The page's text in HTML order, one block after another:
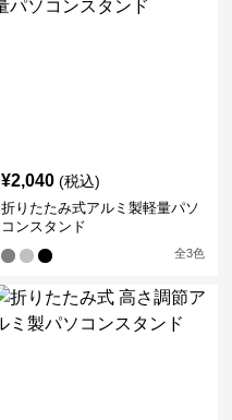
¥2,040 (税込)
折りたたみ式アルミ製軽量パソ
コンスタンド
全3色